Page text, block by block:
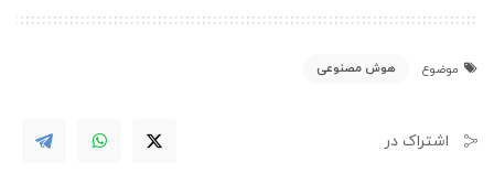
موضوع هوش مصنوعی
اشتراک در